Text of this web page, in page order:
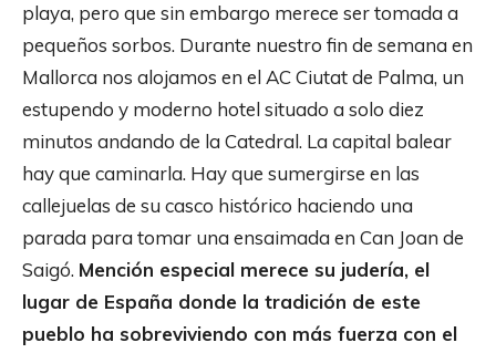
playa, pero que sin embargo merece ser tomada a
pequeños sorbos. Durante nuestro fin de semana en
Mallorca nos alojamos en el AC Ciutat de Palma, un
estupendo y moderno hotel situado a solo diez
minutos andando de la Catedral. La capital balear
hay que caminarla. Hay que sumergirse en las
callejuelas de su casco histórico haciendo una
parada para tomar una ensaimada en Can Joan de
Saigó. Mención especial merece su judería, el
lugar de España donde la tradición de este
pueblo ha sobreviviendo con más fuerza con el